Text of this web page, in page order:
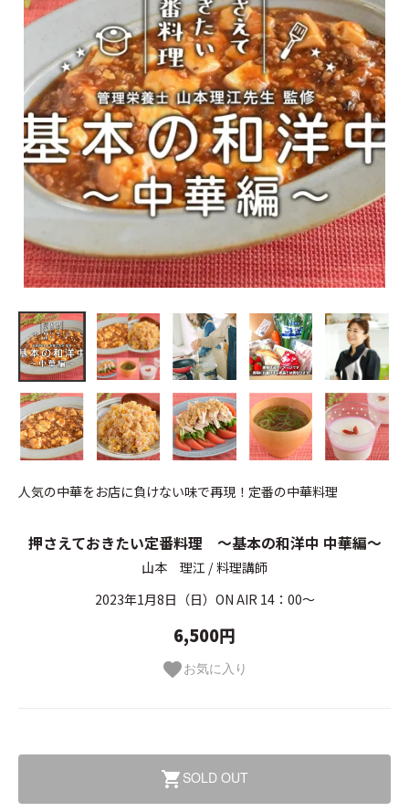
人気の中華をお店に負けない味で再現！定番の中華料理
押さえておきたい定番料理 ～基本の和洋中 中華編～
山本 理江 / 料理講師
2023年1月8日（日）ON AIR 14：00～
6,500円
favoriteお気に入り
shopping_cart SOLD OUT